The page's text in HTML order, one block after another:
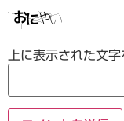
上に表示された文